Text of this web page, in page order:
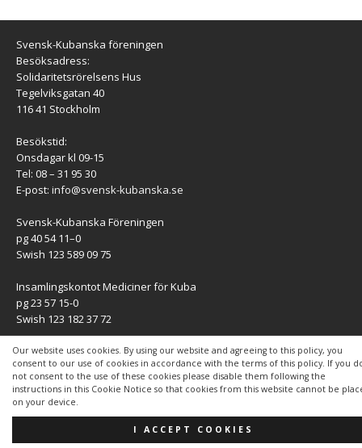
Our website uses cookies. By using our website and agreeing to this policy, you
consent to our use of cookies in accordance with the terms of this policy. If you
not consent to the use of these cookies please disable them following the
instructions in this Cookie Notice so that cookies from this website cannot be
on your device.
I ACCEPT COOKIES
Svensk-Kubanska föreningen
Besöksadress:
Solidaritetsrörelsens Hus
Tegelviksgatan 40
116 41 Stockholm
Besökstid:
Onsdagar kl 09-15
Tel: 08 – 31 95 30
E-post: info@svensk-kubanska.se
Svensk-Kubanska Föreningen
pg 40 54 11–0
Swish 123 589 09 75
Insamlingskontot Mediciner för Kuba
pg 23 57 15-0
Swish 123 182 37 72
KONTAKT
Kontaktuppgifter
Copyright © 2026 | WordPress-tema av MH Themes